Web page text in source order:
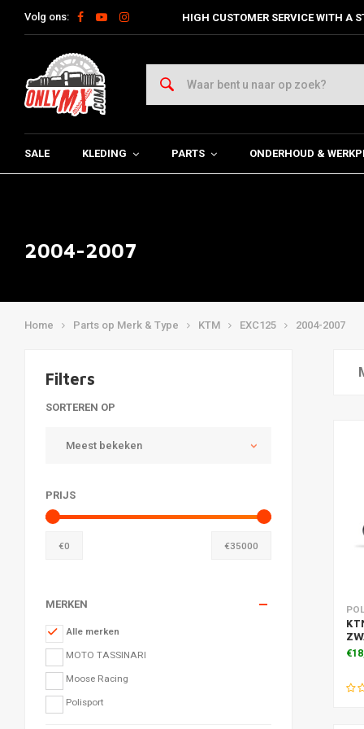
Volg ons: HIGH CUSTOMER SERVICE WITH A
SALE KLEDING PARTS ONDERHOUD &
2004-2007
Home Parts op Merk & Type KTM EXC125 2004-2007
Filters
SORTEREN OP
Meest bekeken
PRIJS
€0 €35000
MERKEN
Alle merken
MOTO TASSINARI
Moose Racing
Polisport